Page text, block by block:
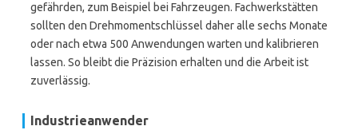
gefährden, zum Beispiel bei Fahrzeugen. Fachwerkstätten
sollten den Drehmomentschlüssel daher alle sechs Monate
oder nach etwa 500 Anwendungen warten und kalibrieren
lassen. So bleibt die Präzision erhalten und die Arbeit ist
zuverlässig.
Industrieanwender